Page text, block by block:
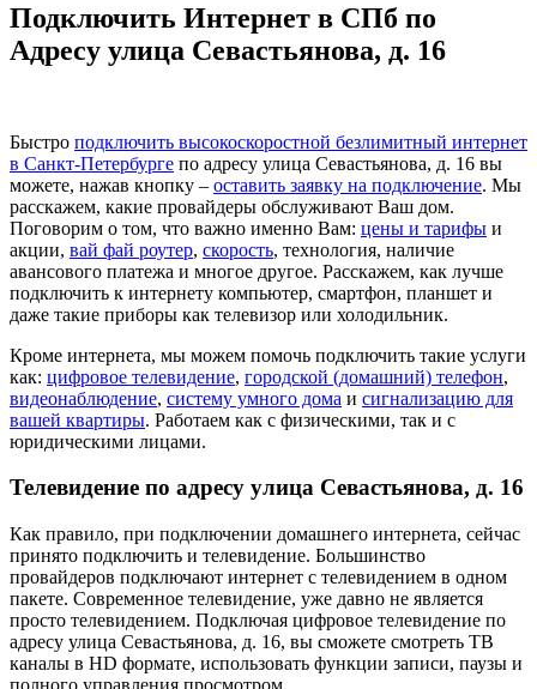
Подключить Интернет в СПб по
Адресу улица Севастьянова, д. 16
Быстро подключить высокоскоростной безлимитный интернет
в Санкт-Петербурге по адресу улица Севастьянова, д. 16 вы
можете, нажав кнопку – оставить заявку на подключение. Мы
расскажем, какие провайдеры обслуживают Ваш дом.
Поговорим о том, что важно именно Вам: цены и тарифы и
акции, вай фай роутер, скорость, технология, наличие
авансового платежа и многое другое. Расскажем, как лучше
подключить к интернету компьютер, смартфон, планшет и
даже такие приборы как телевизор или холодильник.
Кроме интернета, мы можем помочь подключить такие услуги
как: цифровое телевидение, городской (домашний) телефон,
видеонаблюдение, систему умного дома и сигнализацию для
вашей квартиры. Работаем как с физическими, так и с
юридическими лицами.
Телевидение по адресу улица Севастьянова, д. 16
Как правило, при подключении домашнего интернета, сейчас
принято подключить и телевидение. Большинство
провайдеров подключают интернет с телевидением в одном
пакете. Современное телевидение, уже давно не является
просто телевидением. Подключая цифровое телевидение по
адресу улица Севастьянова, д. 16, вы сможете смотреть ТВ
каналы в HD формате, использовать функции записи, паузы и
полного управления просмотром.